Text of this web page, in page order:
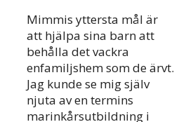
Mimmis yttersta mål är
att hjälpa sina barn att
behålla det vackra
enfamiljshem som de ärvt.
Jag kunde se mig själv
njuta av en termins
marinkårsutbildning i